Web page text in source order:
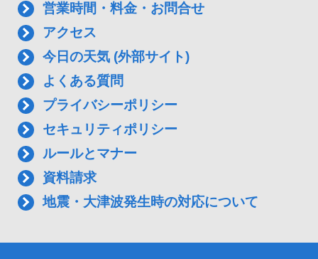
営業時間・料金・お問合せ
アクセス
今日の天気 (外部サイト)
よくある質問
プライバシーポリシー
セキュリティポリシー
ルールとマナー
資料請求
地震・大津波発生時の対応について